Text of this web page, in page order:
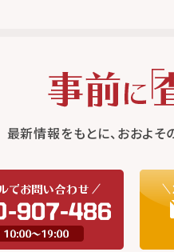
最新情報をもとに、おおよそ